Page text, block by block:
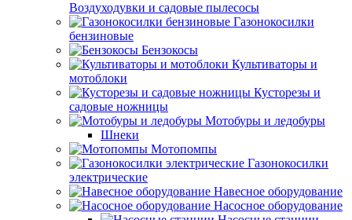
Воздуходувки и садовые пылесосы
Газонокосилки
бензиновые
Бензокосы
Культиваторы и
мотоблоки
Кусторезы и
садовые ножницы
Мотобуры и ледобуры
Шнеки
Мотопомпы
Газонокосилки
электрические
Навесное оборудование
Насосное оборудование